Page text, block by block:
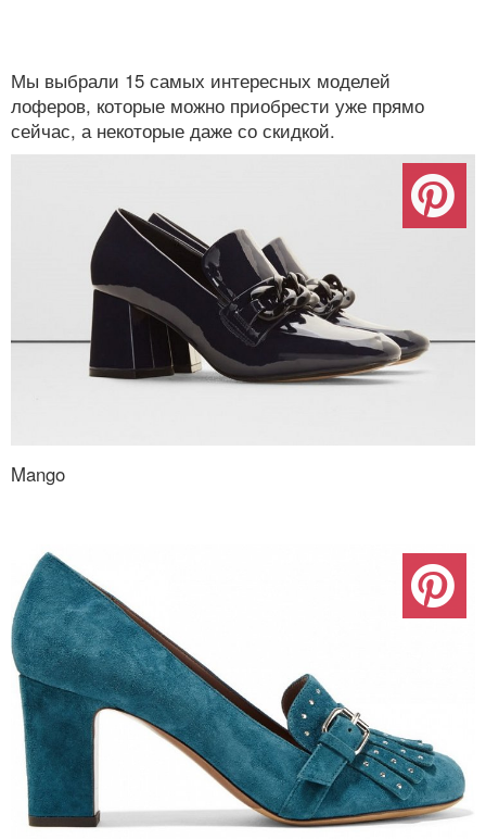
Мы выбрали 15 самых интересных моделей
лоферов, которые можно приобрести уже прямо
сейчас, а некоторые даже со скидкой.
Mango